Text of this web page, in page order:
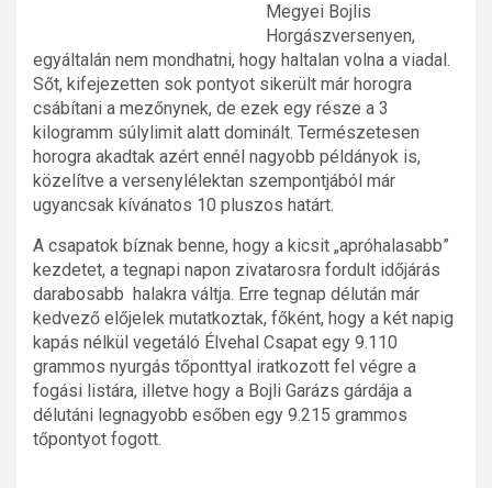
Megyei Bojlis
Horgászversenyen,
egyáltalán nem mondhatni, hogy haltalan volna a viadal.
Sőt, kifejezetten sok pontyot sikerült már horogra
csábítani a mezőnynek, de ezek egy része a 3
kilogramm súlylimit alatt dominált. Természetesen
horogra akadtak azért ennél nagyobb példányok is,
közelítve a versenylélektan szempontjából már
ugyancsak kívánatos 10 pluszos határt.
A csapatok bíznak benne, hogy a kicsit „apróhalasabb”
kezdetet, a tegnapi napon zivatarosra fordult időjárás
darabosabb halakra váltja. Erre tegnap délután már
kedvező előjelek mutatkoztak, főként, hogy a két napig
kapás nélkül vegetáló Élvehal Csapat egy 9.110
grammos nyurgás tőponttyal iratkozott fel végre a
fogási listára, illetve hogy a Bojli Garázs gárdája a
délutáni legnagyobb esőben egy 9.215 grammos
tőpontyot fogott.